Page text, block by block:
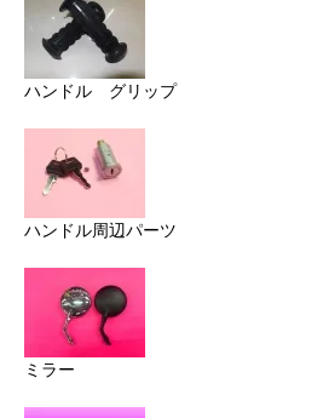
ハンドル グリップ
ハンドル周辺パーツ
ミラー